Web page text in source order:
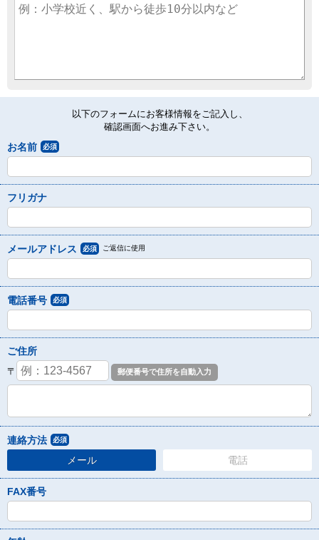
以下のフォームにお客様情報をご記入し、
確認画面へお進み下さい。
お名前 必須
フリガナ
メールアドレス 必須 ご返信に使用
電話番号 必須
ご住所
〒
連絡方法 必須
メール 電話
FAX番号